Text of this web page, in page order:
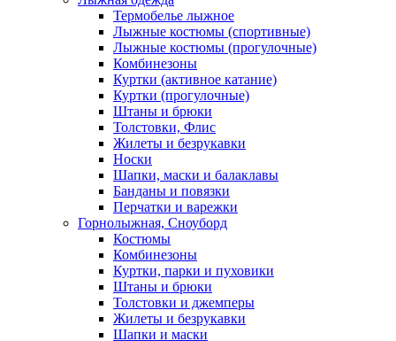
Термобелье лыжное
Лыжные костюмы (спортивные)
Лыжные костюмы (прогулочные)
Комбинезоны
Куртки (активное катание)
Куртки (прогулочные)
Штаны и брюки
Толстовки, Флис
Жилеты и безрукавки
Носки
Шапки, маски и балаклавы
Банданы и повязки
Перчатки и варежки
Горнолыжная, Сноуборд
Костюмы
Комбинезоны
Куртки, парки и пуховики
Штаны и брюки
Толстовки и джемперы
Жилеты и безрукавки
Шапки и маски